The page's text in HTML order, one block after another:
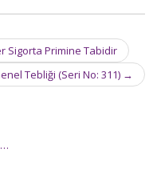
Sigorta Primine Tabidir
Tebliği (Seri No: 311) →